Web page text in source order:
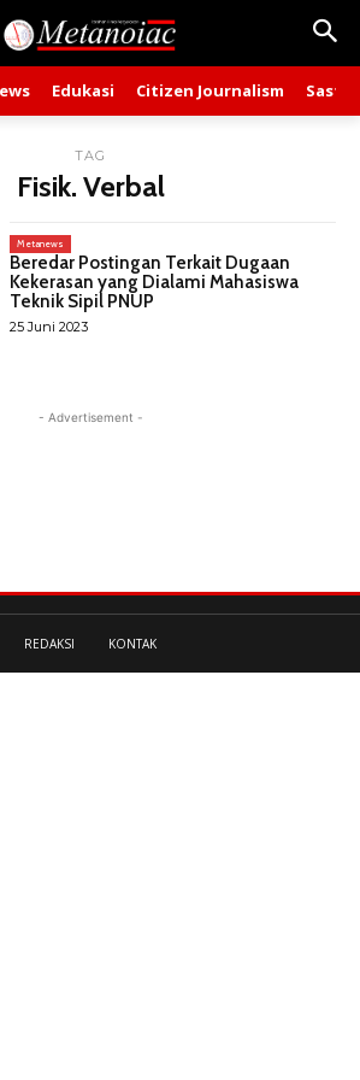
Edukasi Citizen Journalism Sastra
TAG
Fisik. Verbal
Metanews
Beredar Postingan Terkait Dugaan
Kekerasan yang Dialami Mahasiswa
Teknik Sipil PNUP
25 Juni 2023
- Advertisement -
REDAKSI KONTAK